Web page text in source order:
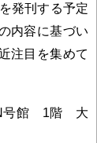
発刊する予定
内容に基づい
注目を集めて
号館 1階 大